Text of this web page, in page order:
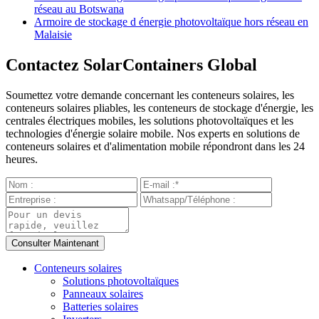
réseau au Botswana
Armoire de stockage d énergie photovoltaïque hors réseau en
Malaisie
Contactez SolarContainers Global
Soumettez votre demande concernant les conteneurs solaires, les
conteneurs solaires pliables, les conteneurs de stockage d'énergie, les
centrales électriques mobiles, les solutions photovoltaïques et les
technologies d'énergie solaire mobile. Nos experts en solutions de
conteneurs solaires et d'alimentation mobile répondront dans les 24
heures.
Conteneurs solaires
Solutions photovoltaïques
Panneaux solaires
Batteries solaires